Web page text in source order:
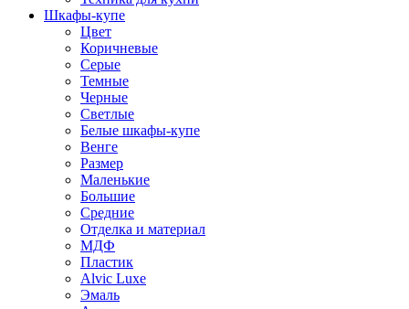
Шкафы-купе
Цвет
Коричневые
Серые
Темные
Черные
Светлые
Белые шкафы-купе
Венге
Размер
Маленькие
Большие
Средние
Отделка и материал
МДФ
Пластик
Alvic Luxe
Эмаль